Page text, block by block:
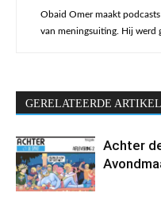
Obaid Omer maakt
van meningsuiting. Hij werd
GERELATEERDE
Achter